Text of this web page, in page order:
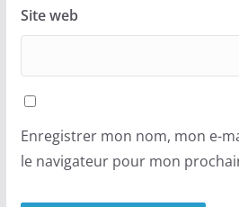
Site web
Enregistrer mon nom, mon e-
le navigateur pour mon